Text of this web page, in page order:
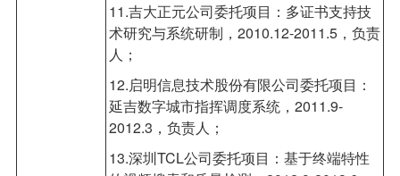
11.吉大正元公司委托项目：多证书支持技
术研究与系统研制，2010.12-2011.5，负责
人；
12.启明信息技术股份有限公司委托项目：
延吉数字城市指挥调度系统，2011.9-
2012.3，负责人；
13.深圳TCL公司委托项目：基于终端特性